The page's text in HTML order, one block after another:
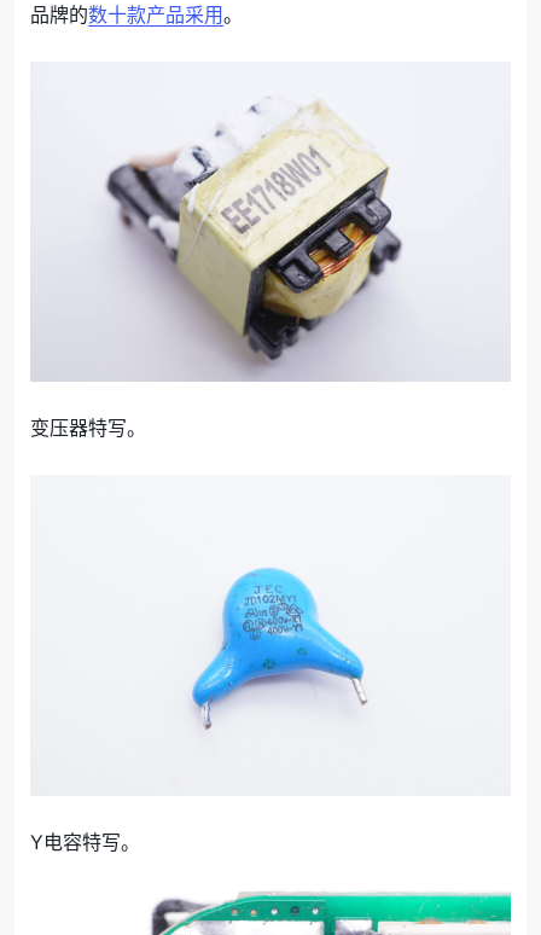
品牌的数十款产品采用。
变压器特写。
Y电容特写。